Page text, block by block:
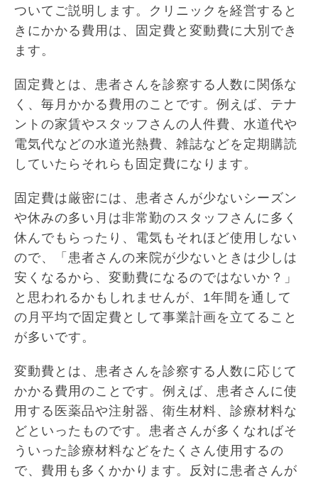
ついてご説明します。クリニックを経営すると
きにかかる費用は、固定費と変動費に大別でき
ます。
固定費とは、患者さんを診察する人数に関係な
く、毎月かかる費用のことです。例えば、テナ
ントの家賃やスタッフさんの人件費、水道代や
電気代などの水道光熱費、雑誌などを定期購読
していたらそれらも固定費になります。
固定費は厳密には、患者さんが少ないシーズン
や休みの多い月は非常勤のスタッフさんに多く
休んでもらったり、電気もそれほど使用しない
ので、「患者さんの来院が少ないときは少しは
安くなるから、変動費になるのではないか？」
と思われるかもしれませんが、1年間を通して
の月平均で固定費として事業計画を立てること
が多いです。
変動費とは、患者さんを診察する人数に応じて
かかる費用のことです。例えば、患者さんに使
用する医薬品や注射器、衛生材料、診療材料な
どといったものです。患者さんが多くなればそ
ういった診療材料などをたくさん使用するの
で、費用も多くかかります。反対に患者さんが